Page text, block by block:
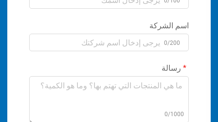
اسم الشركة
0/200
رسالة
0/1000